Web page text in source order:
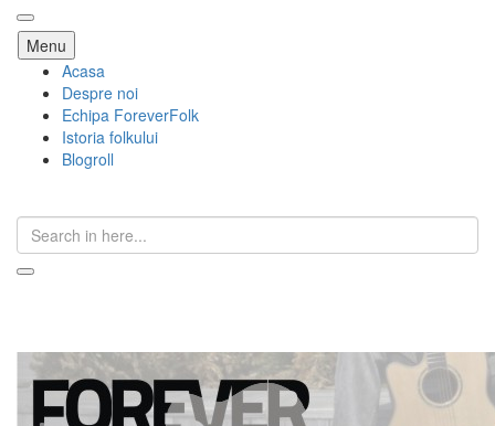
Menu Skip
to
content
Acasa
Despre noi
Echipa ForeverFolk
Istoria folkului
Blogroll
Search
for: